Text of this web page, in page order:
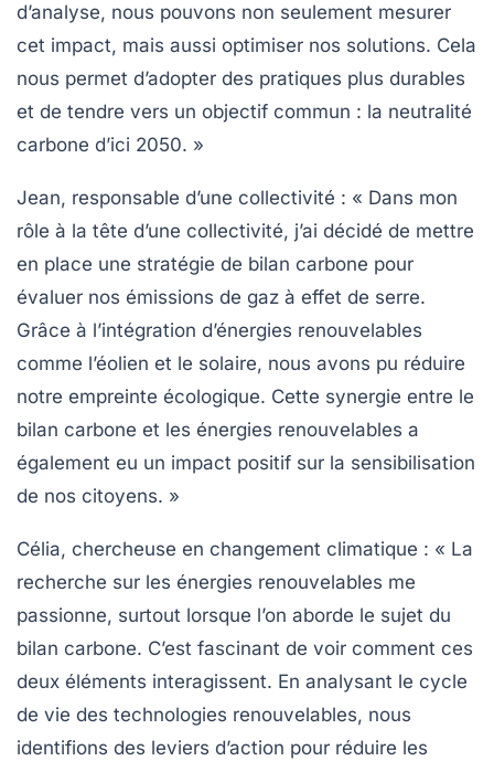
d’analyse, nous pouvons non seulement mesurer
cet impact, mais aussi optimiser nos solutions. Cela
nous permet d’adopter des pratiques plus durables
et de tendre vers un objectif commun : la neutralité
carbone d’ici 2050. »
Jean, responsable d’une collectivité : « Dans mon
rôle à la tête d’une collectivité, j’ai décidé de mettre
en place une stratégie de bilan carbone pour
évaluer nos émissions de gaz à effet de serre.
Grâce à l’intégration d’énergies renouvelables
comme l’éolien et le solaire, nous avons pu réduire
notre empreinte écologique. Cette synergie entre le
bilan carbone et les énergies renouvelables a
également eu un impact positif sur la sensibilisation
de nos citoyens. »
Célia, chercheuse en changement climatique : « La
recherche sur les énergies renouvelables me
passionne, surtout lorsque l’on aborde le sujet du
bilan carbone. C’est fascinant de voir comment ces
deux éléments interagissent. En analysant le cycle
de vie des technologies renouvelables, nous
identifions des leviers d’action pour réduire les